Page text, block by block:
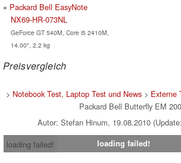
Packard Bell EasyNote
NX69-HR-073NL
GeForce GT 540M, Core i5 2410M,
14.00", 2.2 kg
Preisvergleich
> Notebook Test, Laptop Test und News> Externe
Packard Bell Butterfly EM 200
Autor: Stefan Hinum, 19.08.2010
loading failed!
loading failed!